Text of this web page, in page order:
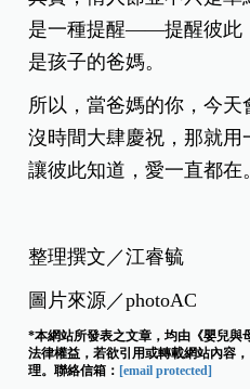
是一種提醒——提醒彼此
是孩子的爸媽。
所以，當爸媽的你，今
沒時間大肆慶祝，那就用
讓彼此知道，愛一直都在
整理撰文／江睿毓
圖片來源／photoAC
*本網站所發表之文章，均由《嬰兒與
法律權益，若欲引用或轉載網站內容
理。聯絡信箱： [email protected]